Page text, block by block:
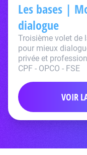
Les bases |
dialogue
Troisième volet de
pour mieux
privée et
CPF - OPCO - FSE
VOIR